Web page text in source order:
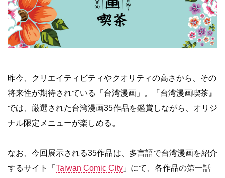
昨今、クリエイティビティやクオリティの高さから、その
将来性が期待されている「台湾漫画」。『台湾漫画喫茶』
では、厳選された台湾漫画35作品を鑑賞しながら、オリジ
ナル限定メニューが楽しめる。
なお、今回展示される35作品は、多言語で台湾漫画を紹介
するサイト「 Taiwan Comic City 」にて、各作品の第一話